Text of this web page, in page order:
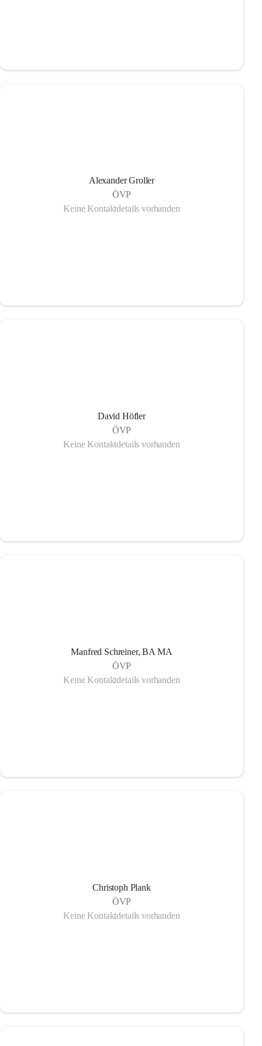
Alexander Groller
ÖVP
Keine Kontaktdetails vorhanden
David Höfler
ÖVP
Keine Kontaktdetails vorhanden
Manfred Schreiner, BA MA
ÖVP
Keine Kontaktdetails vorhanden
Christoph Plank
ÖVP
Keine Kontaktdetails vorhanden